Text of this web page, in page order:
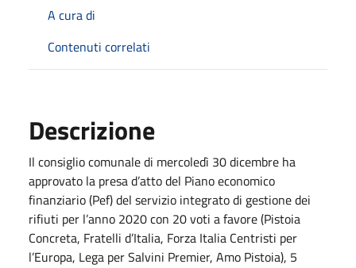
A cura di
Contenuti correlati
Descrizione
Il consiglio comunale di mercoledì 30 dicembre ha
approvato la presa d’atto del Piano economico
finanziario (Pef) del servizio integrato di gestione dei
rifiuti per l’anno 2020 con 20 voti a favore (Pistoia
Concreta, Fratelli d’Italia, Forza Italia Centristi per
l’Europa, Lega per Salvini Premier, Amo Pistoia), 5